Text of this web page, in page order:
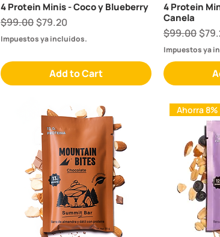
4 Protein Minis - Coco y Blueberry
Regular Price
$99.00Sale Price
$79.20
Impuestos ya incluídos.
Add to Cart
4 Protein
Canela
Regular
$99.00Sale
Impuestos ya
Ahorra 8%